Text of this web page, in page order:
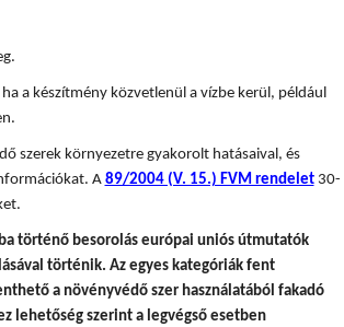
a készítmény közvetlenül a vízbe kerül, például
szerek környezetre gyakorolt hatásaival, és
A 89/2004 (V. 15.) FVM rendelet30-
történő besorolás európai uniós útmutatók
történik. Az egyes kategóriák fent
a növényvédő szer használatából fakadó
lehetőség szerint a legvégső esetben